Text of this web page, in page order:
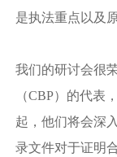
是执法重点以及原
我们的研讨会很
（CBP）的代表
起，他们将会深
录文件对于证明